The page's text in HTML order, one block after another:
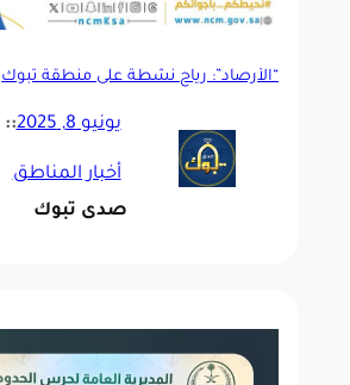
“الأرصاد”: رياح نشطة على منطقة تبوك
يونيو 8, 2025 ::
أخبار المناطق
صدى تبوك